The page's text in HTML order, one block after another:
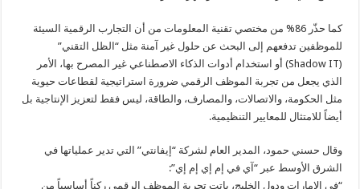
كما حذّر 86% من مختصي تقنية المعلومات من أن التجارب الرقمية السيئة
للموظفين تدفعهم إلى البحث عن حلول غير آمنة مثل “الظل التقني”
(Shadow IT) أو استخدام أدوات الذكاء الاصطناعي غير المصرح بها، الأمر
الذي يجعل من تجربة الموظف الرقمي ضرورة استراتيجية لقطاعات حيوية
مثل الحكومة، والاتصالات، والمصارف، والطاقة، ليس فقط لتعزيز الإنتاجية بل
أيضاً للامتثال للمعايير التنظيمية.
وقال حسني حمود، المدير العام لشركة “إيفانتي” التي تدير عملياتها في
الشرق الأوسط عبر “آي في إم إي إم إي”:
“في الإمارات ودول الخليج، باتت تجربة الموظف الرقمي ركناً أساسياً من